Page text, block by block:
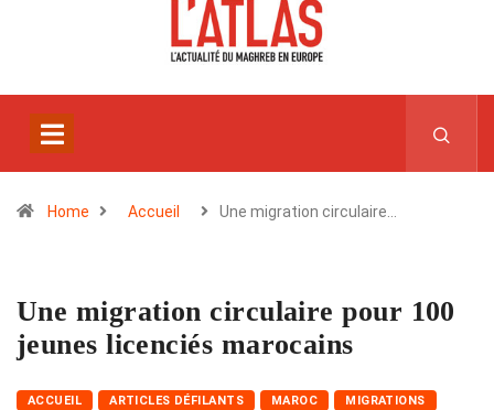
Home Accueil Une migration circulaire…
Une migration circulaire pour 100
jeunes licenciés marocains
ACCUEIL ARTICLES DÉFILANTS MAROC MIGRATIONS